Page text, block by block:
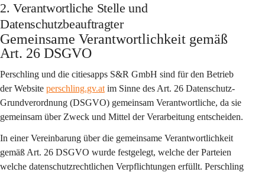
2. Verantwortliche Stelle und
Datenschutzbeauftragter
Gemeinsame Verantwortlichkeit gemäß
Art. 26 DSGVO
Perschling und die citiesapps S&R GmbH sind für den Betrieb
der Website perschling.gv.at im Sinne des Art. 26 Datenschutz-
Grundverordnung (DSGVO) gemeinsam Verantwortliche, da sie
gemeinsam über Zweck und Mittel der Verarbeitung entscheiden.
In einer Vereinbarung über die gemeinsame Verantwortlichkeit
gemäß Art. 26 DSGVO wurde festgelegt, welche der Parteien
welche datenschutzrechtlichen Verpflichtungen erfüllt. Perschling